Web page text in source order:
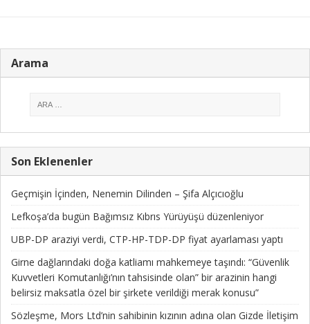
Arama
Son Eklenenler
Geçmişin İçinden, Nenemin Dilinden – Şifa Alçıcıoğlu
Lefkoşa’da bugün Bağımsız Kıbrıs Yürüyüşü düzenleniyor
UBP-DP araziyi verdi, CTP-HP-TDP-DP fiyat ayarlaması yaptı
Girne dağlarındaki doğa katliamı mahkemeye taşındı: “Güvenlik
Kuvvetleri Komutanlığı’nın tahsisinde olan” bir arazinin hangi
belirsiz maksatla özel bir şirkete verildiği merak konusu”
Sözleşme, Mors Ltd’nin sahibinin kızının adına olan Gizde İletişim